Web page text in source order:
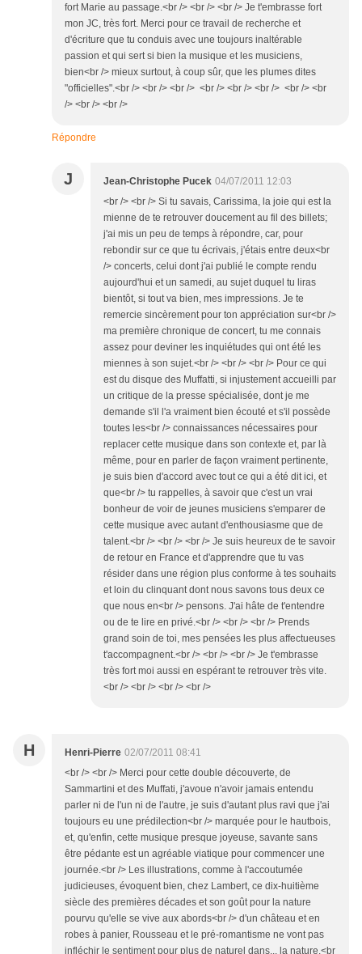
fort Marie au passage.<br /> <br /> <br /> Je t'embrasse fort
mon JC, très fort. Merci pour ce travail de recherche et
d'écriture que tu conduis avec une toujours inaltérable
passion et qui sert si bien la musique et les musiciens,
bien<br /> mieux surtout, à coup sûr, que les plumes dites
"officielles".<br /> <br /> <br /> <br /> <br /> <br /> <br /> <br
/> <br /> <br />
Répondre
J Jean-Christophe Pucek 04/07/2011 12:03
<br /> <br /> Si tu savais, Carissima, la joie qui est la
mienne de te retrouver doucement au fil des billets;
j'ai mis un peu de temps à répondre, car, pour
rebondir sur ce que tu écrivais, j'étais entre deux<br
/> concerts, celui dont j'ai publié le compte rendu
aujourd'hui et un samedi, au sujet duquel tu liras
bientôt, si tout va bien, mes impressions. Je te
remercie sincèrement pour ton appréciation sur<br />
ma première chronique de concert, tu me connais
assez pour deviner les inquiétudes qui ont été les
miennes à son sujet.<br /> <br /> <br /> Pour ce qui
est du disque des Muffatti, si injustement accueilli par
un critique de la presse spécialisée, dont je me
demande s'il l'a vraiment bien écouté et s'il possède
toutes les<br /> connaissances nécessaires pour
replacer cette musique dans son contexte et, par là
même, pour en parler de façon vraiment pertinente,
je suis bien d'accord avec tout ce qui a été dit ici, et
que<br /> tu rappelles, à savoir que c'est un vrai
bonheur de voir de jeunes musiciens s'emparer de
cette musique avec autant d'enthousiasme que de
talent.<br /> <br /> <br /> Je suis heureux de te savoir
de retour en France et d'apprendre que tu vas
résider dans une région plus conforme à tes souhaits
et loin du clinquant dont nous savons tous deux ce
que nous en<br /> pensons. J'ai hâte de t'entendre
ou de te lire en privé.<br /> <br /> <br /> Prends
grand soin de toi, mes pensées les plus affectueuses
t'accompagnent.<br /> <br /> <br /> Je t'embrasse
très fort moi aussi en espérant te retrouver très vite.
<br /> <br /> <br /> <br />
H Henri-Pierre 02/07/2011 08:41
<br /> <br /> Merci pour cette double découverte, de
Sammartini et des Muffati, j'avoue n'avoir jamais entendu
parler ni de l'un ni de l'autre, je suis d'autant plus ravi que j'ai
toujours eu une prédilection<br /> marquée pour le hautbois,
et, qu'enfin, cette musique presque joyeuse, savante sans
être pédante est un agréable viatique pour commencer une
journée.<br /> Les illustrations, comme à l'accoutumée
judicieuses, évoquent bien, chez Lambert, ce dix-huitième
siècle des premières décades et son goût pour la nature
pourvu qu'elle se vive aux abords<br /> d'un château et en
robes à panier, Rousseau et le pré-romantisme ne vont pas
infléchir le sentiment pour plus de naturel dans... la nature.<br